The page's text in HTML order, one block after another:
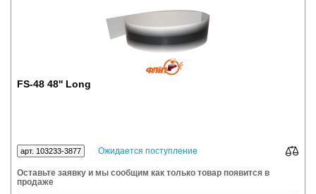
FS-48 48'' Long
арт. 103233-3877 Ожидается поступление
Оставьте заявку и мы сообщим как только товар появится в
продаже